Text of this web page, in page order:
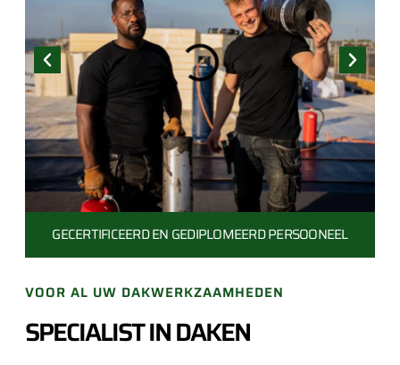
GECERTIFICEERD EN GEDIPLOMEERD PERSOONEEL
VOOR AL UW DAKWERKZAAMHEDEN
SPECIALIST IN DAKEN